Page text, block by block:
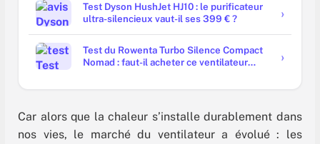
Test Dyson HushJet HJ10 : le purificateur
ultra-silencieux vaut-il ses 399 € ?
Test du Rowenta Turbo Silence Compact
Nomad : faut-il acheter ce ventilateur
Car alors que la chaleur s’installe durablement dans
nos vies, le marché du ventilateur a évolué : les